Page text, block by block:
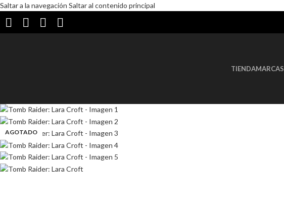
Saltar a la navegación Saltar al contenido principal
TIENDAMARCAS
AGOTADO